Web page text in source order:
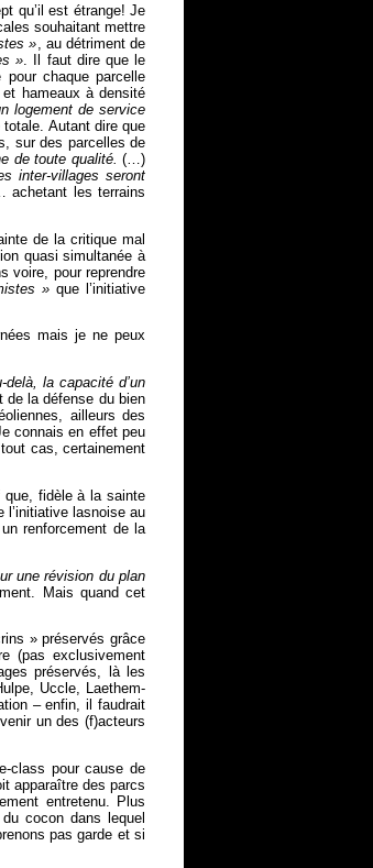
qu’il est étrange! Je
souhaitant mettre
» , au détriment de
» . Il faut dire que le
chaque parcelle
hameaux à densité
logement de service
Autant dire que
sur des parcelles de
de toute qualité. (…)
inter-villages seront
achetant les terrains
de la critique mal
quasi simultanée à
voire, pour reprendre
» que l’initiative
mais je ne peux
la capacité d’un
de la défense du bien
ailleurs des
connais en effet peu
cas, certainement
que, fidèle à la sainte
l’initiative lasnoise au
renforcement de la
une révision du plan
Mais quand cet
» préservés grâce
(pas exclusivement
préservés, là les
Uccle, Laethem-
– enfin, il faudrait
un des (f)acteurs
class pour cause de
apparaître des parcs
entretenu. Plus
cocon dans lequel
pas garde et si